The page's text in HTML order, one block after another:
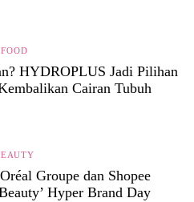
FOOD
HYDROPLUS Jadi Pilihan
Cairan Tubuh
Groupe dan Shopee
Hyper Brand Day